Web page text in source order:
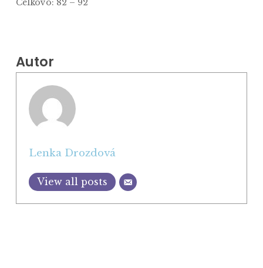
Celkovo: 82 – 92
Autor
Lenka Drozdová
View all posts